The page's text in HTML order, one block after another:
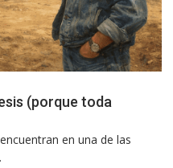
(porque toda
en una de las